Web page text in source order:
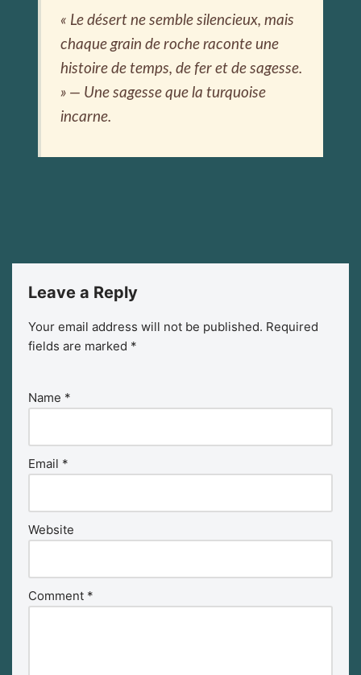
« Le désert ne semble silencieux, mais
chaque grain de roche raconte une
histoire de temps, de fer et de sagesse.
» — Une sagesse que la turquoise
incarne.
Leave a Reply
Your email address will not be published. Required
fields are marked *
Name *
Email *
Website
Comment *